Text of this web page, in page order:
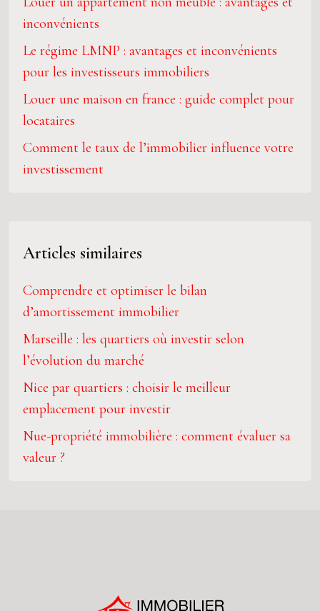
inconvénients
Le régime LMNP : avantages et inconvénients
pour les investisseurs immobiliers
Louer une maison en france : guide complet pour
locataires
Comment le taux de l’immobilier influence votre
investissement
Articles similaires
Comprendre et optimiser le bilan
d’amortissement immobilier
Marseille : les quartiers où investir selon
l’évolution du marché
Nice par quartiers : choisir le meilleur
emplacement pour investir
Nue-propriété immobilière : comment évaluer sa
valeur ?